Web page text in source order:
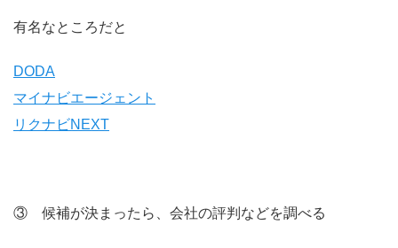
有名なところだと
DODA
マイナビエージェント
リクナビNEXT
③ 候補が決まったら、会社の評判などを調べる